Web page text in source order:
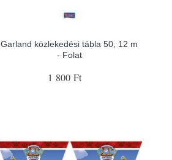
Garland közlekedési tábla 50, 12 m
- Folat
1 800 Ft